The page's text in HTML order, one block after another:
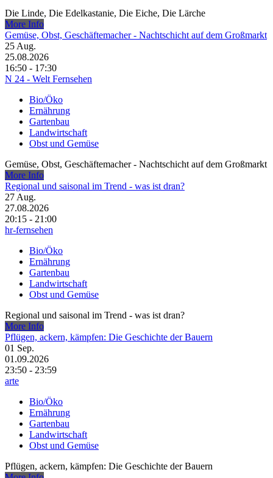
Die Linde, Die Edelkastanie, Die Eiche, Die Lärche
More Info
Gemüse, Obst, Geschäftemacher - Nachtschicht auf dem Großmarkt
25 Aug.
25.08.2026
16:50 - 17:30
N 24 - Welt Fernsehen
Bio/Öko
Ernährung
Gartenbau
Landwirtschaft
Obst und Gemüse
Gemüse, Obst, Geschäftemacher - Nachtschicht auf dem Großmarkt
More Info
Regional und saisonal im Trend - was ist dran?
27 Aug.
27.08.2026
20:15 - 21:00
hr-fernsehen
Bio/Öko
Ernährung
Gartenbau
Landwirtschaft
Obst und Gemüse
Regional und saisonal im Trend - was ist dran?
More Info
Pflügen, ackern, kämpfen: Die Geschichte der Bauern
01 Sep.
01.09.2026
23:50 - 23:59
arte
Bio/Öko
Ernährung
Gartenbau
Landwirtschaft
Obst und Gemüse
Pflügen, ackern, kämpfen: Die Geschichte der Bauern